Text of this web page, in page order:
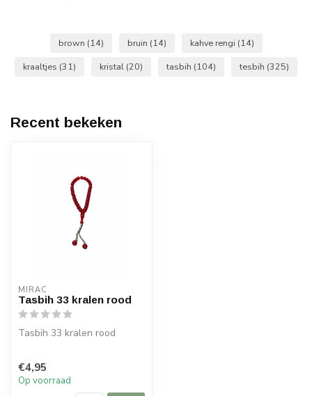
brown (14) bruin (14) kahve rengi (14)
kraaltjes (31) kristal (20) tasbih (104) tesbih (325)
Recent bekeken
MIRAC
Tasbih 33 kralen rood
Tasbih 33 kralen rood
€4,95
Op voorraad